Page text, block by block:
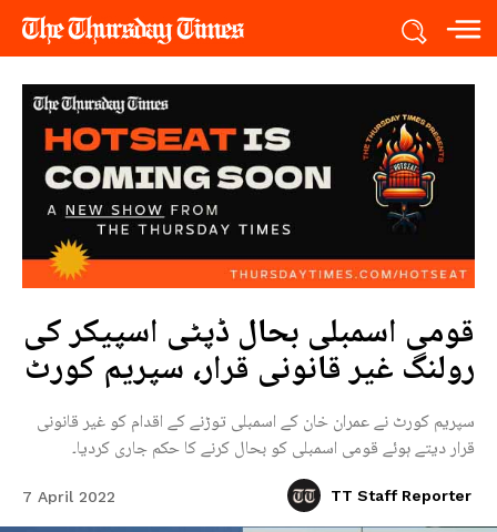
قومی اسمبلی بحال ڈپٹی اسپیکر کی
رولنگ غیر قانونی قرار، سپریم کورٹ
سپریم کورٹ نے عمران خان کے اسمبلی توڑنے کے اقدام کو غیر قانونی
قرار دیتے ہوئے قومی اسمبلی کو بحال کرنے کا حکم جاری کردیا۔
TT Staff Reporter
7 April 2022